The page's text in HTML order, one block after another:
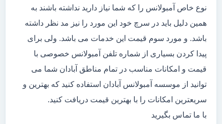
نوع خاص آمبولانس را که شما نیاز دارید نداشته باشند به
همین دلیل باید در سرچ خود این مورد را نیز مد نظر داشته
باشد. و مورد سوم قیمت این خدمات می باشد. ولی برای
پیدا کردن بسیاری از شماره تلفن آمبولانس خصوصی با
قیمت و امکانات مناسب در تمام مناطق آبادان شما می
توانید از موسسه آمبولانس آبادان استفاده کنید که بهترین و
سریعترین امکانات را با بهترین قیمت دریافت کنید.
با ما تماس بگیرید